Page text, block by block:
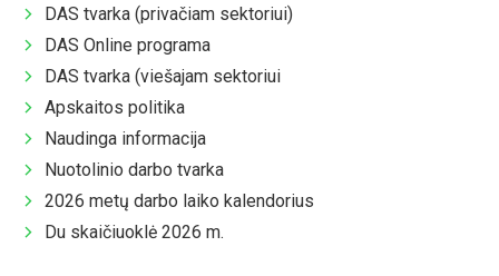
DAS tvarka (privačiam sektoriui)
DAS Online programa
DAS tvarka (viešajam sektoriui
Apskaitos politika
Naudinga informacija
Nuotolinio darbo tvarka
2026 metų darbo laiko kalendorius
Du skaičiuoklė 2026 m.